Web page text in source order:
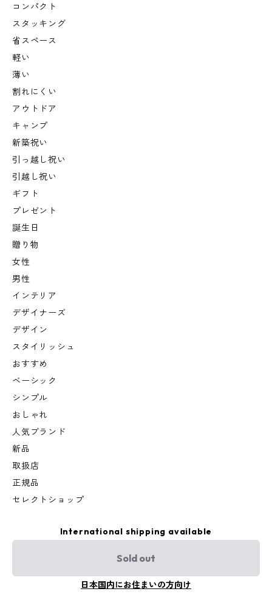
コンパクト
スタッキング
省スペース
軽い
薄い
割れにくい
アウトドア
キャンプ
新築祝い
引っ越し祝い
引越し祝い
ギフト
プレゼント
誕生日
贈り物
女性
男性
インテリア
デザイナーズ
デザイン
スタイリッシュ
おすすめ
ベーシック
シンプル
おしゃれ
人気ブランド
新品
取扱店
正規品
セレクトショップ
International shipping available
Sold out
日本国内にお住まいの方向け